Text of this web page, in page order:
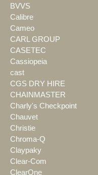
BVVS
Calibre
Cameo
CARL GROUP
CASETEC
Cassiopeia
cast
CGS DRY HIRE
CHAINMASTER
Charly's Checkpoint
Chauvet
Christie
Chroma-Q
Claypaky
Clear-Com
ClearOne